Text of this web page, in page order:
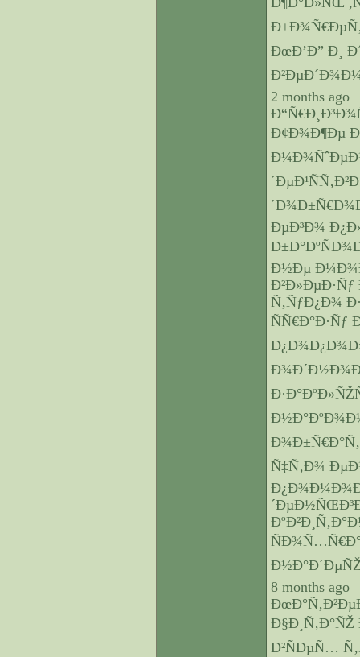
ÐœÐ’Ð” Ð¸
2 months ago
Ð¢Ð¾Ð¶Ðµ
ÐµÐ³Ð¾
Ð½Ðµ
Ñ‚ÑƒÐ¿Ð¾
ÑÑ€Ð°Ð·Ñƒ
Ð¾Ð´Ð½Ð¾Ð¹
Ñ‡Ñ‚Ð¾
8 months ago
Ð§Ð¸Ñ‚Ð°ÑŽ
Ð²ÑÐµÑ…